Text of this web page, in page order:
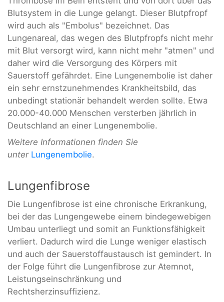
Blutsystem in die Lunge gelangt. Dieser Blutpfropf
wird auch als "Embolus" bezeichnet. Das
Lungenareal, das wegen des Blutpfropfs nicht mehr
mit Blut versorgt wird, kann nicht mehr "atmen" und
daher wird die Versorgung des Körpers mit
Sauerstoff gefährdet. Eine Lungenembolie ist daher
ein sehr ernstzunehmendes Krankheitsbild, das
unbedingt stationär behandelt werden sollte. Etwa
20.000-40.000 Menschen versterben jährlich in
Deutschland an einer Lungenembolie.
Weitere Informationen finden Sie
unter Lungenembolie.
Lungenfibrose
Die Lungenfibrose ist eine chronische Erkrankung,
bei der das Lungengewebe einem bindegewebigen
Umbau unterliegt und somit an Funktionsfähigkeit
verliert. Dadurch wird die Lunge weniger elastisch
und auch der Sauerstoffaustausch ist gemindert. In
der Folge führt die Lungenfibrose zur Atemnot,
Leistungseinschränkung und
Rechtsherzinsuffizienz.